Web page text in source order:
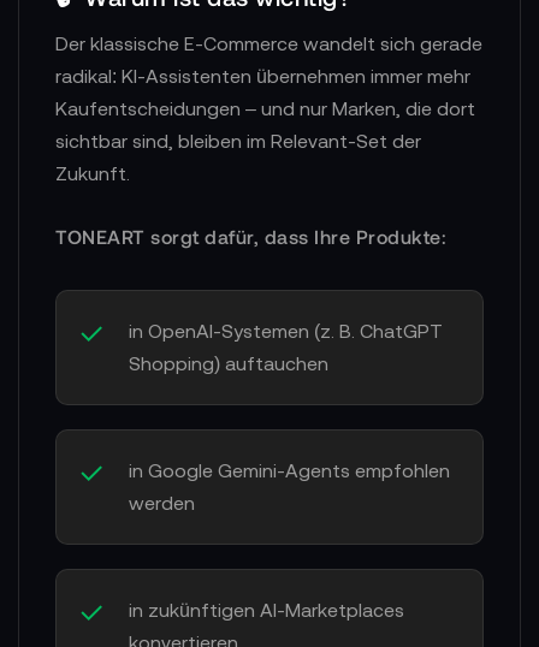
Der klassische E-Commerce wandelt sich gerade
radikal: KI-Assistenten übernehmen immer mehr
Kaufentscheidungen – und nur Marken, die dort
sichtbar sind, bleiben im Relevant-Set der
Zukunft.
TONEART sorgt dafür, dass Ihre Produkte:
in OpenAI-Systemen (z. B. ChatGPT
Shopping) auftauchen
in Google Gemini-Agents empfohlen
werden
in zukünftigen AI-Marketplaces
konvertieren